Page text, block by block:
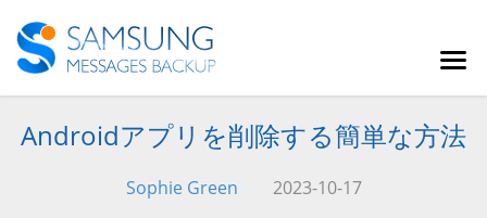
Androidアプリを削除する簡単な方法
Sophie Green 2023-10-17